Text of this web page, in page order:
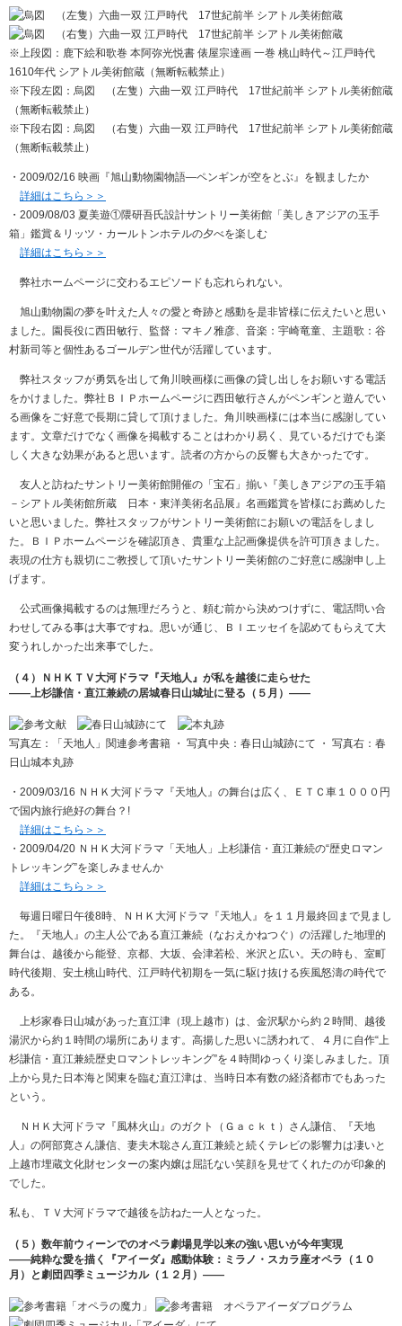
※上段図：鹿下絵和歌巻 本阿弥光悦書 俵屋宗達画 一巻 桃山時代～江戸時代
1610年代 シアトル美術館蔵（無断転載禁止）
※下段左図：烏図 （左隻）六曲一双 江戸時代 17世紀前半 シアトル美術館蔵
（無断転載禁止）
※下段右図：烏図 （右隻）六曲一双 江戸時代 17世紀前半 シアトル美術館蔵
（無断転載禁止）
・2009/02/16 映画『旭山動物園物語―ペンギンが空をとぶ』を観ましたか
詳細はこちら＞＞
・2009/08/03 夏美遊①隈研吾氏設計サントリー美術館「美しきアジアの玉手
箱」鑑賞＆リッツ・カールトンホテルの夕べを楽しむ
詳細はこちら＞＞
弊社ホームページに交わるエピソードも忘れられない。
旭山動物園の夢を叶えた人々の愛と奇跡と感動を是非皆様に伝えたいと思い
ました。園長役に西田敏行、監督：マキノ雅彦、音楽：宇崎竜童、主題歌：谷
村新司等と個性あるゴールデン世代が活躍しています。
弊社スタッフが勇気を出して角川映画様に画像の貸し出しをお願いする電話
をかけました。弊社ＢＩＰホームページに西田敏行さんがペンギンと遊んでい
る画像をご好意で長期に貸して頂けました。角川映画様には本当に感謝してい
ます。文章だけでなく画像を掲載することはわかり易く、見ているだけでも楽
しく大きな効果があると思います。読者の方からの反響も大きかったです。
友人と訪ねたサントリー美術館開催の「宝石」揃い『美しきアジアの玉手箱
－シアトル美術館所蔵 日本・東洋美術名品展』名画鑑賞を皆様にお薦めした
いと思いました。弊社スタッフがサントリー美術館にお願いの電話をしまし
た。ＢＩＰホームページを確認頂き、貴重な上記画像提供を許可頂きました。
表現の仕方も親切にご教授して頂いたサントリー美術館のご好意に感謝申し上
げます。
公式画像掲載するのは無理だろうと、頼む前から決めつけずに、電話問い合
わせしてみる事は大事ですね。思いが通じ、ＢＩエッセイを認めてもらえて大
変うれしかった出来事でした。
（４）ＮＨＫＴＶ大河ドラマ『天地人』が私を越後に走らせた
――上杉謙信・直江兼続の居城春日山城址に登る（５月）――
写真左：「天地人」関連参考書籍 ・ 写真中央：春日山城跡にて ・ 写真右：春
日山城本丸跡
・2009/03/16 ＮＨＫ大河ドラマ『天地人』の舞台は広く、ＥＴＣ車１０００円
で国内旅行絶好の舞台？!
詳細はこちら＞＞
・2009/04/20 ＮＨＫ大河ドラマ「天地人」上杉謙信・直江兼続の“歴史ロマン
トレッキング”を楽しみませんか
詳細はこちら＞＞
毎週日曜日午後8時、ＮＨＫ大河ドラマ『天地人』を１１月最終回まで見まし
た。『天地人』の主人公である直江兼続（なおえかねつぐ）の活躍した地理的
舞台は、越後から能登、京都、大坂、会津若松、米沢と広い。天の時も、室町
時代後期、安土桃山時代、江戸時代初期を一気に駆け抜ける疾風怒濤の時代で
ある。
上杉家春日山城があった直江津（現上越市）は、金沢駅から約２時間、越後
湯沢から約１時間の場所にあります。高揚した思いに誘われて、４月に自作“上
杉謙信・直江兼続歴史ロマントレッキング”を４時間ゆっくり楽しみました。頂
上から見た日本海と関東を臨む直江津は、当時日本有数の経済都市でもあった
という。
ＮＨＫ大河ドラマ『風林火山』のガクト（Ｇａｃｋｔ）さん謙信、『天地
人』の阿部寛さん謙信、妻夫木聡さん直江兼続と続くテレビの影響力は凄いと
上越市埋蔵文化財センターの案内嬢は屈託ない笑顔を見せてくれたのが印象的
でした。
私も、ＴＶ大河ドラマで越後を訪ねた一人となった。
（５）数年前ウィーンでのオペラ劇場見学以来の強い思いが今年実現
――純粋な愛を描く『アイーダ』感動体験：ミラノ・スカラ座オペラ（１０
月）と劇団四季ミュージカル（１２月）――